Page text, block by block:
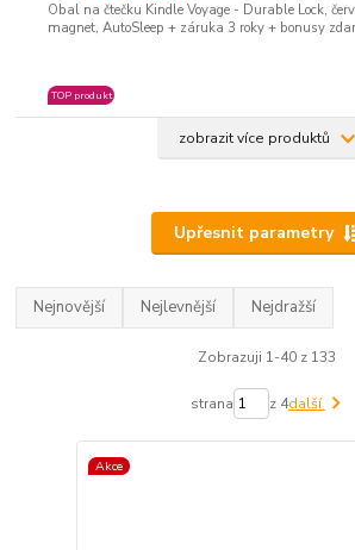
Obal na čtečku Kindle Voyage - Durable Lock,
magnet, AutoSleep + záruka 3 roky + bonusy
TOP produkt
zobrazit více produktů
Upřesnit parametry
Nejnovější Nejlevnější Nejdražší
Zobrazuji 1-40 z 133
strana z 4další
Akce